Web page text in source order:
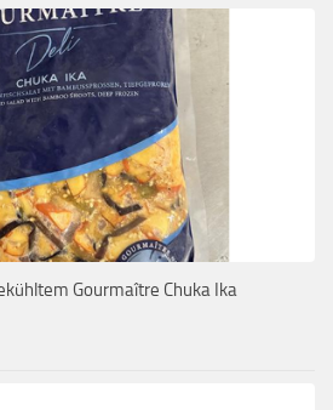
Gourmaître Chuka Ika